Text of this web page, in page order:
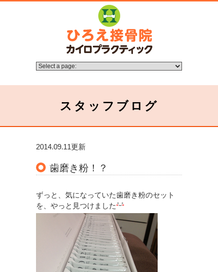
スタッフブログ
2014.09.11更新
歯磨き粉！？
ずっと、気になっていた歯磨き粉のセット
を、やっと見つけました